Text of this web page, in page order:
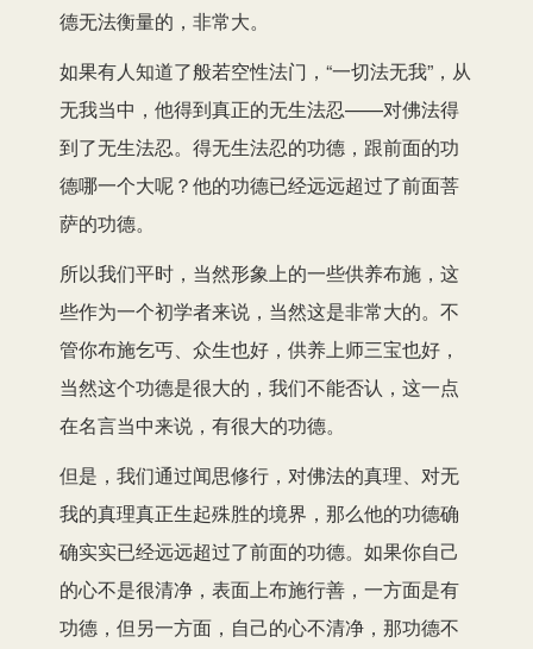
德无法衡量的，非常大。
如果有人知道了般若空性法门，“一切法无我”，从
无我当中，他得到真正的无生法忍——对佛法得
到了无生法忍。得无生法忍的功德，跟前面的功
德哪一个大呢？他的功德已经远远超过了前面菩
萨的功德。
所以我们平时，当然形象上的一些供养布施，这
些作为一个初学者来说，当然这是非常大的。不
管你布施乞丐、众生也好，供养上师三宝也好，
当然这个功德是很大的，我们不能否认，这一点
在名言当中来说，有很大的功德。
但是，我们通过闻思修行，对佛法的真理、对无
我的真理真正生起殊胜的境界，那么他的功德确
确实实已经远远超过了前面的功德。如果你自己
的心不是很清净，表面上布施行善，一方面是有
功德，但另一方面，自己的心不清净，那功德不